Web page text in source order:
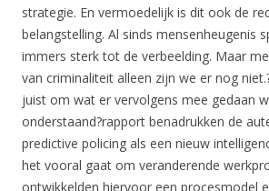
strategie. En vermoedelijk is dit ook de
belangstelling. Al sinds mensenheugenis
immers sterk tot de verbeelding. Maar
van criminaliteit alleen zijn we er nog
juist om wat er vervolgens mee gedaan
onderstaand?rapport benadrukken de
predictive policing als een nieuw
het vooral gaat om veranderende
ontwikkelden hiervoor een procesmodel